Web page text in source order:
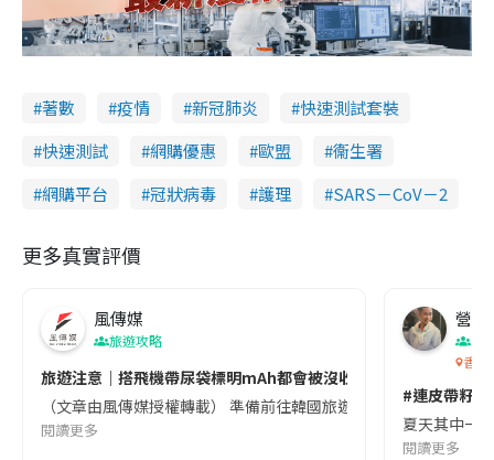
著數 疫情 新冠肺炎
快速測試套裝
快速測試
網購優惠 歐盟
衞生署
網購平台
冠狀病毒 護理 SARS－CoV－2
更多真實評價
風傳媒
旅遊攻略
旅遊注意｜搭飛機帶尿袋標明mAh都會被沒收😱出發前切記檢查
（文章由風傳媒授權轉載） 準備前往韓國旅遊的民眾，近期要
閱讀更多
營養
香港
#連皮帶籽
夏天其中一
閱讀更多